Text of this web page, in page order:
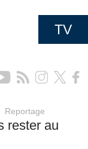
TV
Reportage
rester au